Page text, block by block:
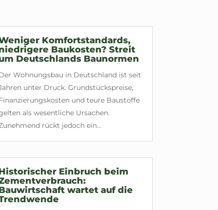
Komfortstandards,
Baukosten? Streit
Deutschlands Baunormen
Wohnungsbau in Deutschland ist seit
unter Druck. Grundstückspreise,
und teure Baustoffe
als wesentliche Ursachen.
rückt jedoch ein...
Einbruch beim
wartet auf die